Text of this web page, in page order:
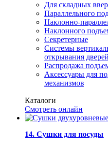
Для складных
Параллельного
Наклонно-
Наклонного
Секретерные
Системы
открывания дверей
Распродажа
Аксессуары для
механизмов
Каталоги
Смотреть онлайн
14. Сушки для посуды